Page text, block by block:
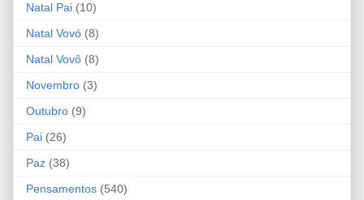
Natal Pai (10)
Natal Vovó (8)
Natal Vovô (8)
Novembro (3)
Outubro (9)
Pai (26)
Paz (38)
Pensamentos (540)